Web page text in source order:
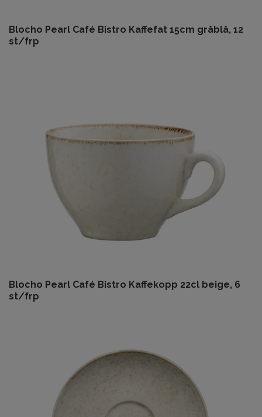
Blocho Pearl Café Bistro Kaffefat 15cm gråblå, 12
st/frp
Blocho Pearl Café Bistro Kaffekopp 22cl beige, 6
st/frp